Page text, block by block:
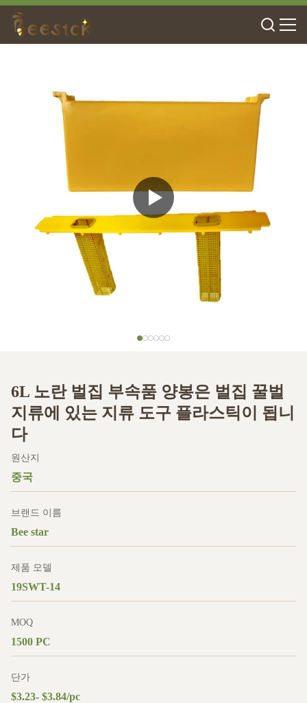
6L 노란 벌집 부속품 양봉은 벌집 꿀벌
지류에 있는 지류 도구 플라스틱이 됩니
다
원산지
중국
브랜드 이름
Bee star
제품 모델
19SWT-14
MOQ
1500 PC
단가
$3.23- $3.84/pc